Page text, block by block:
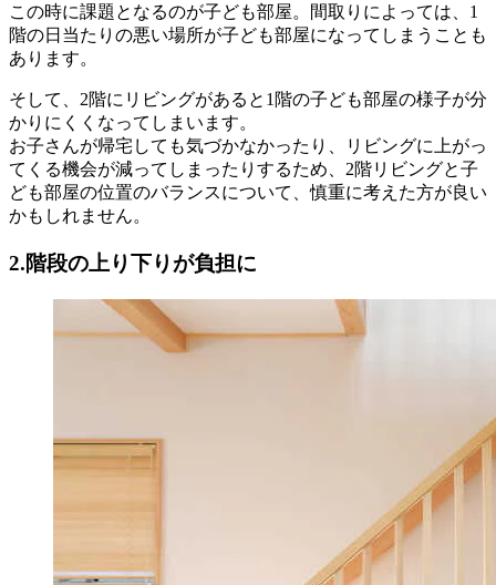
この時に課題となるのが子ども部屋。間取りによっては、1
階の日当たりの悪い場所が子ども部屋になってしまうことも
あります。
そして、2階にリビングがあると1階の子ども部屋の様子が分
かりにくくなってしまいます。
お子さんが帰宅しても気づかなかったり、リビングに上がっ
てくる機会が減ってしまったりするため、2階リビングと子
ども部屋の位置のバランスについて、慎重に考えた方が良い
かもしれません。
2.階段の上り下りが負担に